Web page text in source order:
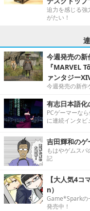
迫力を感じる強
がたい！
今週発売の
『MARVEL
ァンタジー
今週発売の新作
有志日本語化
PCゲーマーな
に連続インタビ
吉田輝和のゲ
もはやゲムス
記
【大人気4
n）
Game*Sparkの
発売中！